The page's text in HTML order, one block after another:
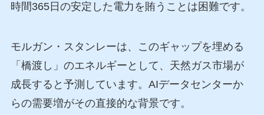
時間365日の安定した電力を賄うことは困難です。
モルガン・スタンレーは、このギャップを埋める
「橋渡し」のエネルギーとして、天然ガス市場が
成長すると予測しています。AIデータセンターか
らの需要増がその直接的な背景です。